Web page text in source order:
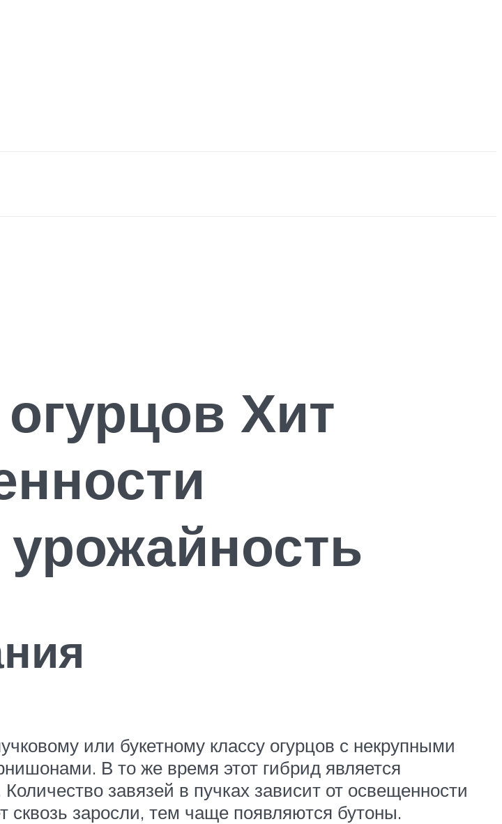
Хит
или букетному классу огурцов с некрупными
В то же время этот гибрид является
завязей в пучках зависит от освещенности
заросли, тем чаще появляются бутоны.